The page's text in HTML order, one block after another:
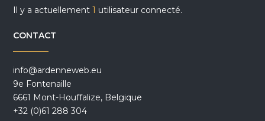
Il y a actuellement1 utilisateur connecté.
CONTACT
info@ardenneweb.eu
9e Fontenaille
6661 Mont-Houffalize, Belgique
+32 (0)61 288 304